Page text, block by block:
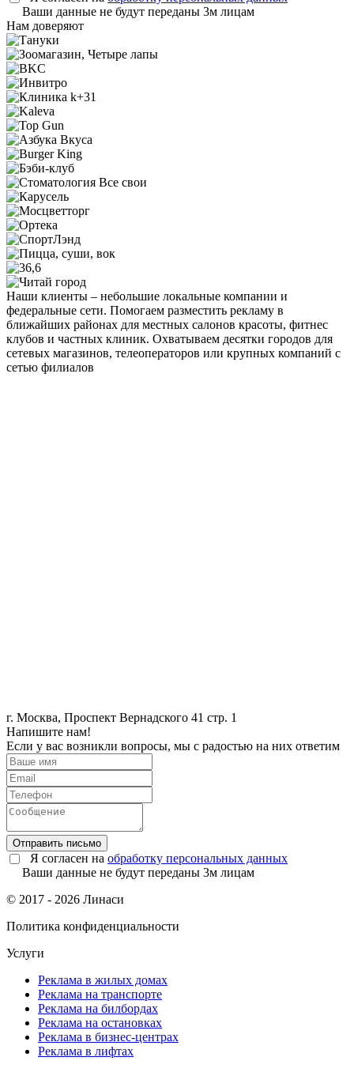
Ваши данные не будут переданы 3м лицам
Нам доверяют
Наши клиенты – небольшие локальные компании и
федеральные сети. Помогаем разместить рекламу в
ближайших районах для местных салонов красоты, фитнес
клубов и частных клиник. Охватываем десятки городов для
сетевых магазинов, телеоператоров или крупных компаний с
сетью филиалов
г. Москва, Проспект Вернадского 41 стр. 1
Напишите нам!
Если у вас возникли вопросы, мы с радостью на них ответим
Отправить письмо
Я согласен на обработку персональных данных
Ваши данные не будут переданы 3м лицам
© 2017 - 2026 Линаси
Политика конфиденциальности
Услуги
Реклама в жилых домах
Реклама на транспорте
Реклама на билбордах
Реклама на остановках
Реклама в бизнес-центрах
Реклама в лифтах